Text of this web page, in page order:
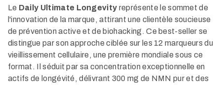
Le Daily Ultimate Longevity représente le sommet de
l'innovation de la marque, attirant une clientèle soucieuse
de prévention active et de biohacking. Ce best-seller se
distingue par son approche ciblée sur les 12 marqueurs du
vieillissement cellulaire, une première mondiale sous ce
format. Il séduit par sa concentration exceptionnelle en
actifs de longévité, délivrant 300 mg de NMN pur et des